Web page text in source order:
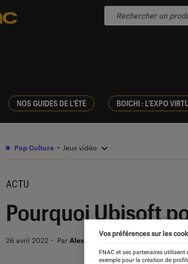
NOS GUIDES DE L'ÉTÉ BOICHI : L'EXPO
Pop Culture Jeux vidéo
ACTU
Pourquoi Ubisoft
26 avril 2022 ・ Par Alexandre Manceau
Vos préférences sur les
FNAC et ses partenaires
exemple pour la création de